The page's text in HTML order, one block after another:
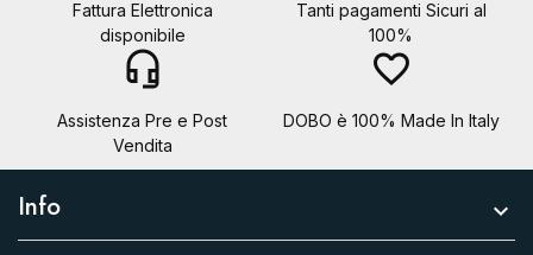
Fattura Elettronica
disponibile
Tanti pagamenti Sicuri al
100%
headset_mic
Assistenza Pre e Post
Vendita
favorite_border
DOBO è 100% Made In Italy
Info 